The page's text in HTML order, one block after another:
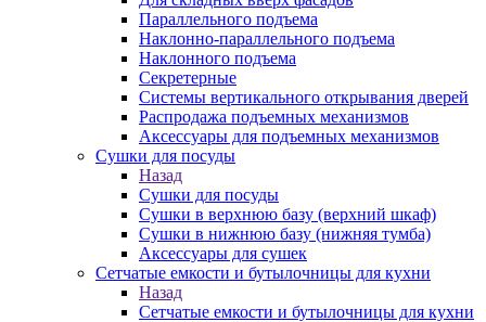
Параллельного подъема
Наклонно-параллельного подъема
Наклонного подъема
Секретерные
Системы вертикального открывания дверей
Распродажа подъемных механизмов
Аксессуары для подъемных механизмов
Сушки для посуды
Назад
Сушки для посуды
Сушки в верхнюю базу (верхний шкаф)
Сушки в нижнюю базу (нижняя тумба)
Аксессуары для сушек
Сетчатые емкости и бутылочницы для кухни
Назад
Сетчатые емкости и бутылочницы для кухни